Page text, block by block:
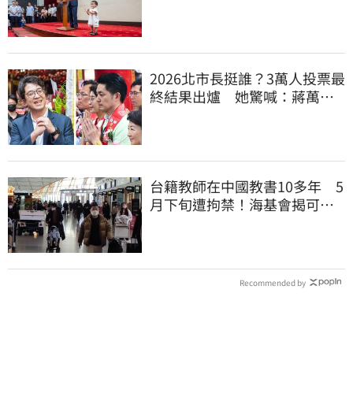
2026北市長挺誰？3萬人投票最
終結果出爐 她驚喊：蔣萬安
台籍教師在中國教書10多年 5
月下旬遭拘禁！海基會揭可能
Recommended by